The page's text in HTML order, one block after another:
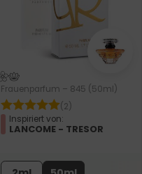
Frauenparfum – 845 (50ml)
(2)
Inspiriert von:
LANCOME - TRESOR